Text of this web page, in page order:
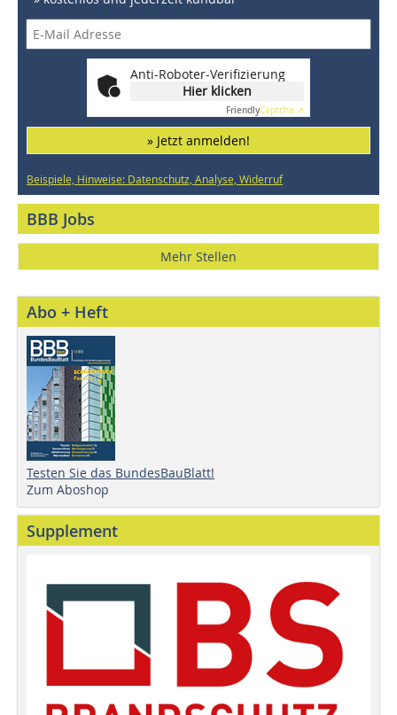
Anti-Roboter-Verifizierung
Hier klicken
FriendlyCaptcha ⇗
» Jetzt anmelden!
Beispiele, Hinweise: Datenschutz, Analyse, Widerruf
BBB Jobs
Mehr Stellen
Abo + Heft
Testen Sie das BundesBauBlatt!
Zum Aboshop
Supplement